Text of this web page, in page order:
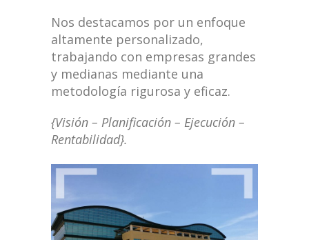
Nos destacamos por un enfoque
altamente personalizado,
trabajando con empresas grandes
y medianas mediante una
metodología rigurosa y eficaz.
{Visión – Planificación – Ejecución –
Rentabilidad}.